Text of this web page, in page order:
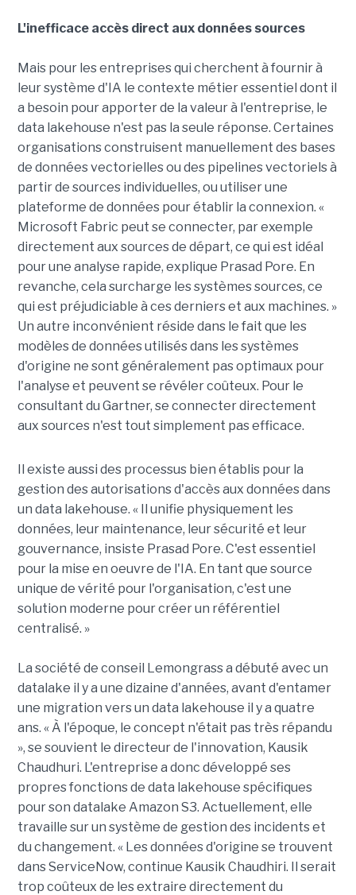
L'inefficace accès direct aux données sources
Mais pour les entreprises qui cherchent à fournir à
leur système d'IA le contexte métier essentiel dont il
a besoin pour apporter de la valeur à l'entreprise, le
data lakehouse n'est pas la seule réponse. Certaines
organisations construisent manuellement des bases
de données vectorielles ou des pipelines vectoriels à
partir de sources individuelles, ou utiliser une
plateforme de données pour établir la connexion. «
Microsoft Fabric peut se connecter, par exemple
directement aux sources de départ, ce qui est idéal
pour une analyse rapide, explique Prasad Pore. En
revanche, cela surcharge les systèmes sources, ce
qui est préjudiciable à ces derniers et aux machines. »
Un autre inconvénient réside dans le fait que les
modèles de données utilisés dans les systèmes
d'origine ne sont généralement pas optimaux pour
l'analyse et peuvent se révéler coûteux. Pour le
consultant du Gartner, se connecter directement
aux sources n'est tout simplement pas efficace.
Il existe aussi des processus bien établis pour la
gestion des autorisations d'accès aux données dans
un data lakehouse. « Il unifie physiquement les
données, leur maintenance, leur sécurité et leur
gouvernance, insiste Prasad Pore. C'est essentiel
pour la mise en oeuvre de l'IA. En tant que source
unique de vérité pour l'organisation, c'est une
solution moderne pour créer un référentiel
centralisé. »
La société de conseil Lemongrass a débuté avec un
datalake il y a une dizaine d'années, avant d'entamer
une migration vers un data lakehouse il y a quatre
ans. « À l'époque, le concept n'était pas très répandu
», se souvient le directeur de l'innovation, Kausik
Chaudhuri. L'entreprise a donc développé ses
propres fonctions de data lakehouse spécifiques
pour son datalake Amazon S3. Actuellement, elle
travaille sur un système de gestion des incidents et
du changement. « Les données d'origine se trouvent
dans ServiceNow, continue Kausik Chaudhiri. Il serait
trop coûteux de les extraire directement du